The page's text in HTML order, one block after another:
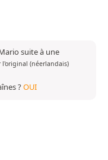
suite à une
l'original (néerlandais)
?OUI